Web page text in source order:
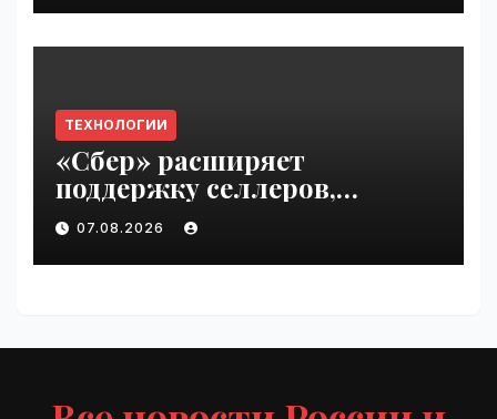
ТЕХНОЛОГИИ
«Сбер» расширяет
поддержку селлеров,
пострадавших от
инцидентов на складах
Wildberries | VseTime.ru
07.08.2026